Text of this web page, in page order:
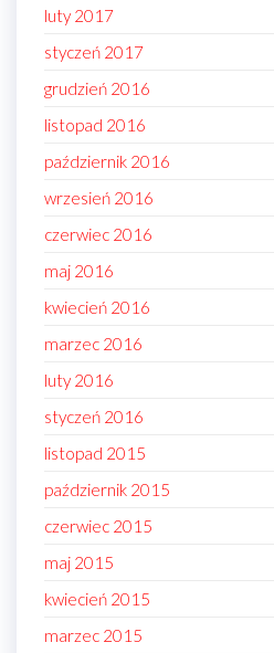
luty 2017
styczeń 2017
grudzień 2016
listopad 2016
październik 2016
wrzesień 2016
czerwiec 2016
maj 2016
kwiecień 2016
marzec 2016
luty 2016
styczeń 2016
listopad 2015
październik 2015
czerwiec 2015
maj 2015
kwiecień 2015
marzec 2015